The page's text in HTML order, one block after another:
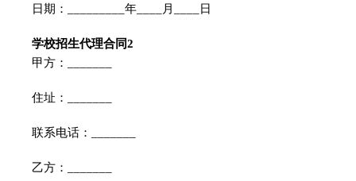
日期：_________年____月____日
学校招生代理合同2
甲方：_______
住址：_______
联系电话：_______
乙方：_______